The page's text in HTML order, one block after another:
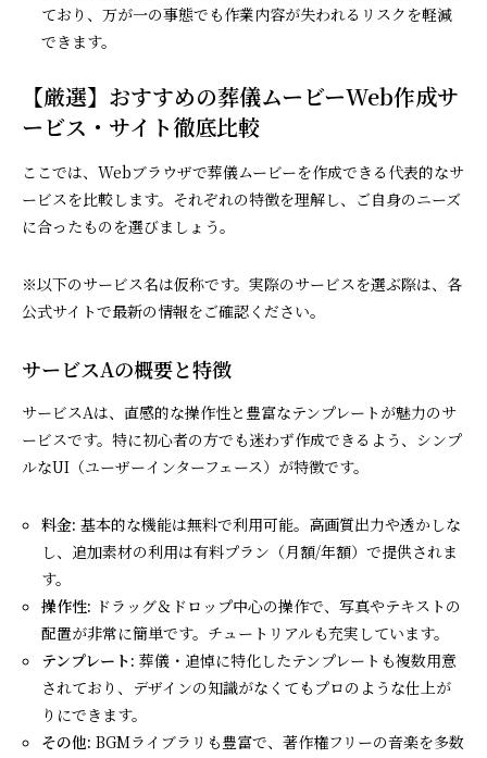
ており、万が一の事態でも作業内容が失われるリスクを軽減
できます。
【厳選】おすすめの葬儀ムービーWeb作成サ
ービス・サイト徹底比較
ここでは、Webブラウザで葬儀ムービーを作成できる代表的なサ
ービスを比較します。それぞれの特徴を理解し、ご自身のニーズ
に合ったものを選びましょう。
※以下のサービス名は仮称です。実際のサービスを選ぶ際は、各
公式サイトで最新の情報をご確認ください。
サービスAの概要と特徴
サービスAは、直感的な操作性と豊富なテンプレートが魅力のサ
ービスです。特に初心者の方でも迷わず作成できるよう、シンプ
ルなUI（ユーザーインターフェース）が特徴です。
料金: 基本的な機能は無料で利用可能。高画質出力や透かしな
し、追加素材の利用は有料プラン（月額/年額）で提供されま
す。
操作性: ドラッグ＆ドロップ中心の操作で、写真やテキストの
配置が非常に簡単です。チュートリアルも充実しています。
テンプレート: 葬儀・追悼に特化したテンプレートも複数用意
されており、デザインの知識がなくてもプロのような仕上が
りにできます。
その他: BGMライブラリも豊富で、著作権フリーの音楽を多数